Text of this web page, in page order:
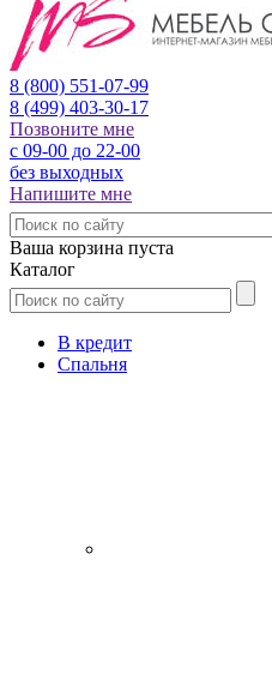
8 (800) 551-07-99
8 (499) 403-30-17
Позвоните мне
с 09-00 до 22-00
без выходных
Напишите мне
Ваша корзина пуста
Каталог
В кредит
Спальня